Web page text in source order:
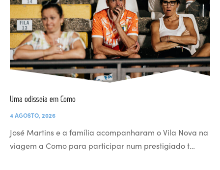
Uma odisseia em Como
4 AGOSTO, 2026
José Martins e a família acompanharam o Vila Nova na
viagem a Como para participar num prestigiado t…